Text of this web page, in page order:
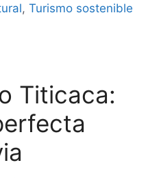
, Turismo sostenible
Titicaca: